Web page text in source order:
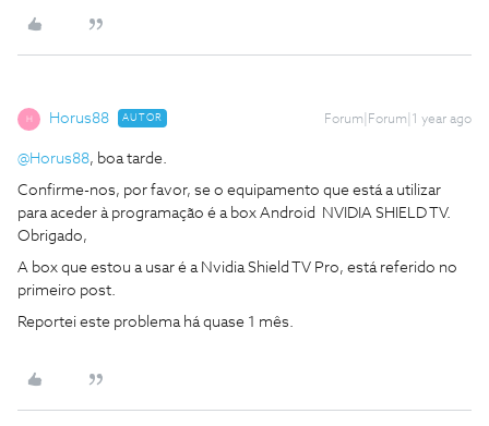
H Horus88 AUTOR Forum|Forum|1 year ago
@Horus88, boa tarde.
Confirme-nos, por favor, se o equipamento que está a utilizar
para aceder à programação é a box Android NVIDIA SHIELD TV.
Obrigado,
A box que estou a usar é a Nvidia Shield TV Pro, está referido no
primeiro post.
Reportei este problema há quase 1 mês.